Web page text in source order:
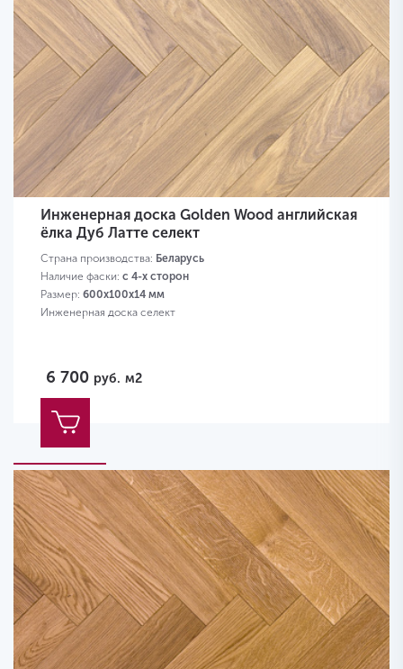
Инженерная доска Golden Wood английская
ёлка Дуб Латте селект
Страна производства: Беларусь
Наличие фаски: с 4-х сторон
Размер: 600х100х14 мм
Инженерная доска селект
6 700 руб. м2